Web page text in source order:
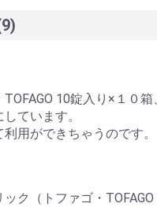
10錠入り×１０
ています。
用ができちゃうのです。
ク（トファゴ・